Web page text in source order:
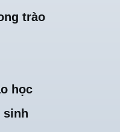
trào
học
sinh